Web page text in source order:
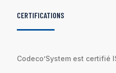
CERTIFICATIONS
Codeco’System est certifié